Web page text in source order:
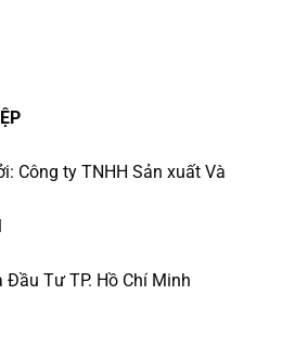
Công ty TNHH Sản xuất Và
Đầu Tư TP. Hồ Chí Minh